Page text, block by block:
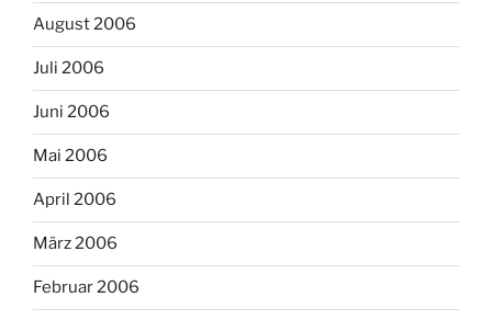
August 2006
Juli 2006
Juni 2006
Mai 2006
April 2006
März 2006
Februar 2006